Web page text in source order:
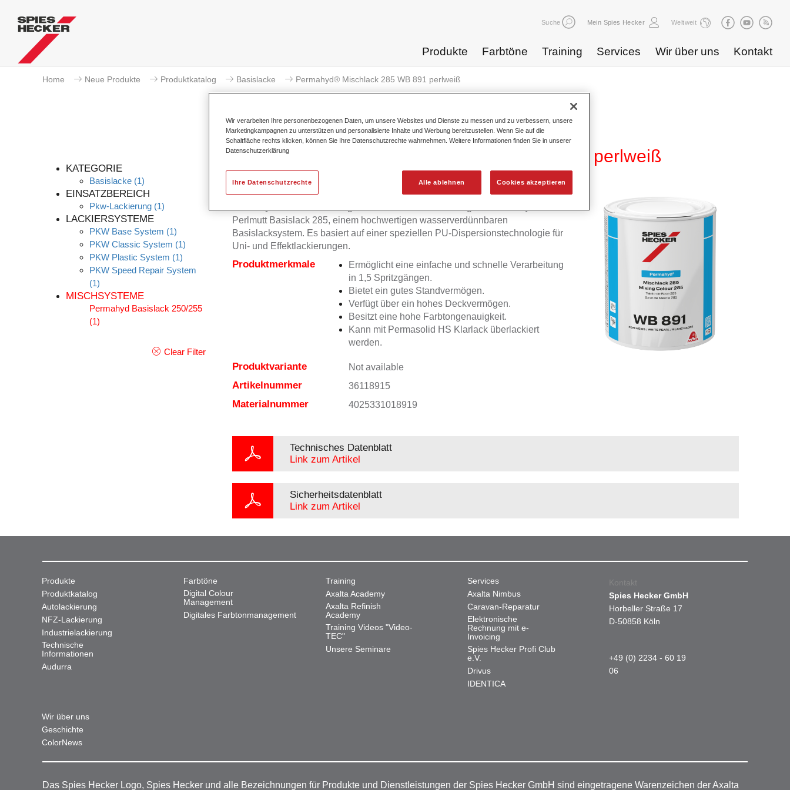
Suche Mein Spies Hecker Weltweit
Produkte Farbtöne Training Services Wir über uns Kontakt
Home Neue Produkte Produktkatalog Basislacke Permahyd® Mischlack 285 WB 891 perlweiß
KATEGORIE
Basislacke (1)
EINSATZBEREICH
Pkw-Lackierung (1)
LACKIERSYSTEME
PKW Base System (1)
PKW Classic System (1)
PKW Plastic System (1)
PKW Speed Repair System
(1)
MISCHSYSTEME
Permahyd Basislack 250/255
(1)
Clear Filter
Permahyd® Mischlack 285 WB 891 perlweiß
Perlmutt Basislack 285, einem hochwertigen wasserverdünnbaren
Basislacksystem. Es basiert auf einer speziellen PU-Dispersionstechnologie für
Uni- und Effektlackierungen.
Produktmerkmale
Ermöglicht eine einfache und schnelle Verarbeitung
in 1,5 Spritzgängen.
Bietet ein gutes Standvermögen.
Verfügt über ein hohes Deckvermögen.
Besitzt eine hohe Farbtongenauigkeit.
Kann mit Permasolid HS Klarlack überlackiert
werden.
Produktvariante Not available
Artikelnummer 36118915
Materialnummer 4025331018919
Technisches Datenblatt
Link zum Artikel
Sicherheitsdatenblatt
Link zum Artikel
Produkte
Produktkatalog
Autolackierung
NFZ-Lackierung
Industrielackierung
Technische
Informationen
Audurra
Farbtöne
Digital Colour
Management
Digitales Farbtonmanagement
Training
Axalta Academy
Axalta Refinish
Academy
Training Videos "Video-
TEC"
Unsere Seminare
Services
Axalta Nimbus
Caravan-Reparatur
Elektronische
Rechnung mit e-
Invoicing
Spies Hecker Profi Club
e.V.
Drivus
IDENTICA
Wir über uns
Geschichte
ColorNews
Kontakt
Spies Hecker GmbH
Horbeller Straße 17
D-50858 Köln
+49 (0) 2234 - 60 19
06
Das Spies Hecker Logo, Spies Hecker und alle Bezeichnungen für Produkte und Dienstleistungen der Spies Hecker GmbH sind eingetragene Warenzeichen der Axalta
Wir verarbeiten Ihre personenbezogenen Daten, um unsere Websites und Dienste zu messen und zu verbessern, unsere
Marketingkampagnen zu unterstützen und personalisierte Inhalte und Werbung bereitzustellen. Wenn Sie auf die
Schaltfläche rechts klicken, können Sie Ihre Datenschutzrechte wahrnehmen. Weitere Informationen finden Sie in unserer
Datenschutzerklärung
Alle ablehnen Cookies akzeptieren
Ihre Datenschutzrechte